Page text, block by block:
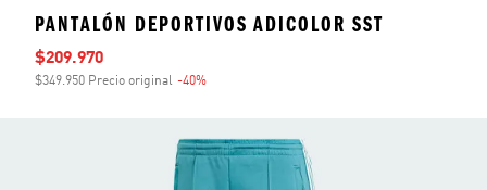
PANTALÓN DEPORTIVOS ADICOLOR SST
Precio de venta
$209.970
$349.950 Precio original -40%